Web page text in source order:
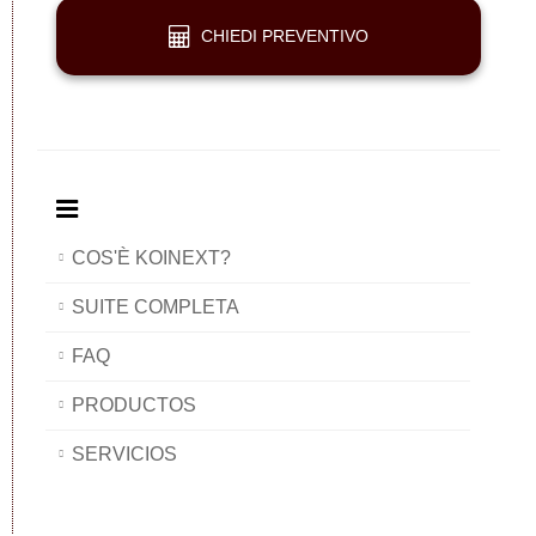
CHIEDI PREVENTIVO
COS'È KOINEXT?
SUITE COMPLETA
FAQ
PRODUCTOS
SERVICIOS